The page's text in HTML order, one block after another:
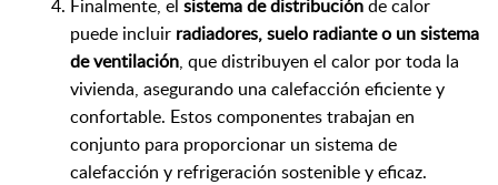
Finalmente, el sistema de distribuciónde calor
puede incluir radiadores, suelo radiante o un sistema
de ventilación, que distribuyen el calor por toda la
vivienda, asegurando una calefacción eficiente y
confortable. Estos componentes trabajan en
conjunto para proporcionar un sistema de
calefacción y refrigeración sostenible y eficaz.